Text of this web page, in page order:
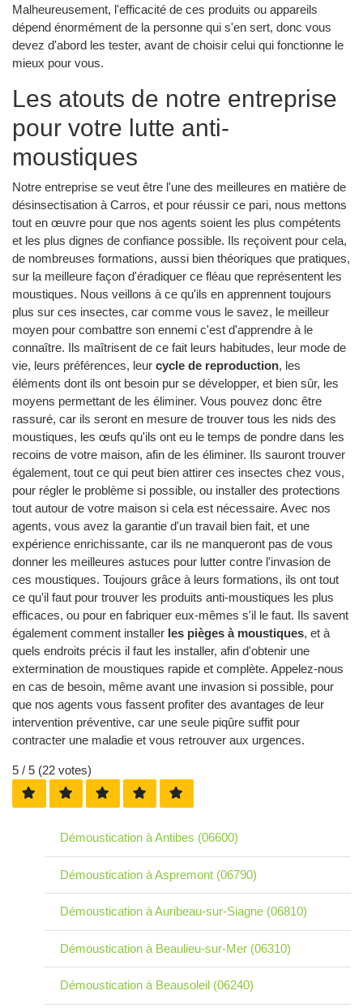
Malheureusement, l'efficacité de ces produits ou appareils
dépend énormément de la personne qui s'en sert, donc vous
devez d'abord les tester, avant de choisir celui qui fonctionne le
mieux pour vous.
Les atouts de notre entreprise
pour votre lutte anti-
moustiques
Notre entreprise se veut être l'une des meilleures en matière de
désinsectisation à Carros, et pour réussir ce pari, nous mettons
tout en œuvre pour que nos agents soient les plus compétents
et les plus dignes de confiance possible. Ils reçoivent pour cela,
de nombreuses formations, aussi bien théoriques que pratiques,
sur la meilleure façon d'éradiquer ce fléau que représentent les
moustiques. Nous veillons à ce qu'ils en apprennent toujours
plus sur ces insectes, car comme vous le savez, le meilleur
moyen pour combattre son ennemi c'est d'apprendre à le
connaître. Ils maîtrisent de ce fait leurs habitudes, leur mode de
vie, leurs préférences, leur cycle de reproduction, les
éléments dont ils ont besoin pur se développer, et bien sûr, les
moyens permettant de les éliminer. Vous pouvez donc être
rassuré, car ils seront en mesure de trouver tous les nids des
moustiques, les œufs qu'ils ont eu le temps de pondre dans les
recoins de votre maison, afin de les éliminer. Ils sauront trouver
également, tout ce qui peut bien attirer ces insectes chez vous,
pour régler le problème si possible, ou installer des protections
tout autour de votre maison si cela est nécessaire. Avec nos
agents, vous avez la garantie d'un travail bien fait, et une
expérience enrichissante, car ils ne manqueront pas de vous
donner les meilleures astuces pour lutter contre l'invasion de
ces moustiques. Toujours grâce à leurs formations, ils ont tout
ce qu'il faut pour trouver les produits anti-moustiques les plus
efficaces, ou pour en fabriquer eux-mêmes s'il le faut. Ils savent
également comment installer les pièges à moustiques, et à
quels endroits précis il faut les installer, afin d'obtenir une
extermination de moustiques rapide et complète. Appelez-nous
en cas de besoin, même avant une invasion si possible, pour
que nos agents vous fassent profiter des avantages de leur
intervention préventive, car une seule piqûre suffit pour
contracter une maladie et vous retrouver aux urgences.
5 / 5 (22 votes)
Démoustication à Antibes (06600)
Démoustication à Aspremont (06790)
Démoustication à Auribeau-sur-Siagne (06810)
Démoustication à Beaulieu-sur-Mer (06310)
Démoustication à Beausoleil (06240)